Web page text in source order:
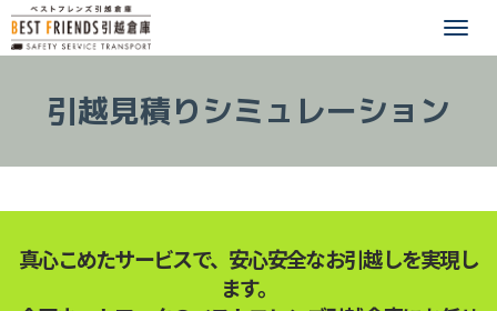
【引越し,単身,安い,格安,
引越見積りシミュレーション
真心こめたサービスで、安心安全なお引越しを実現し
ます。